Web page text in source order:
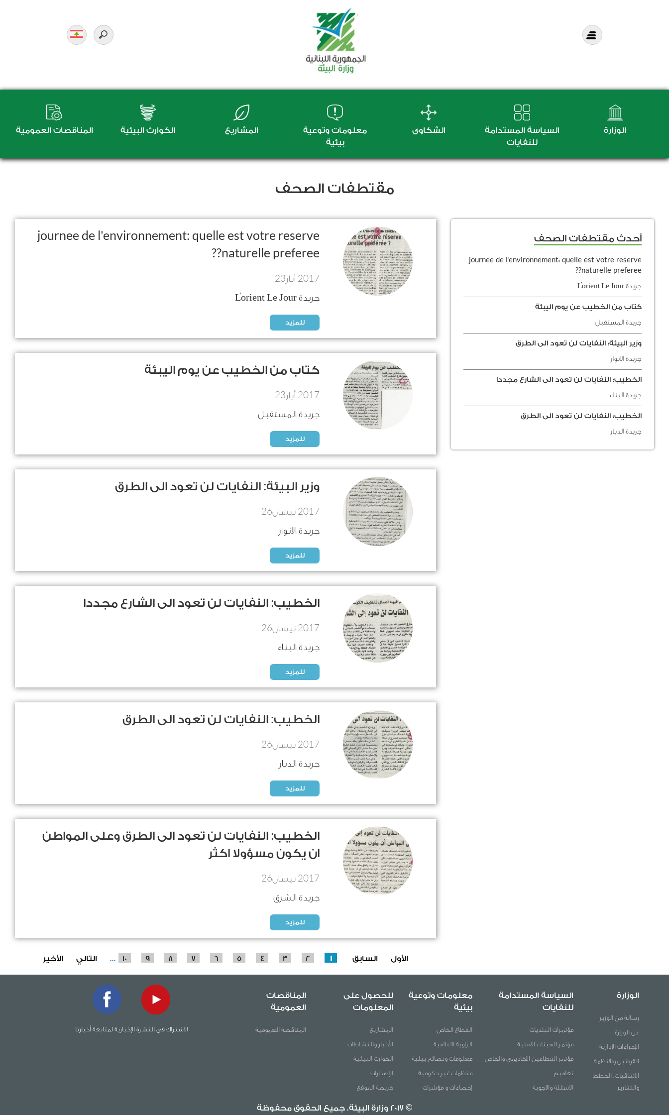
الوزارة
السياسة المستدامة
للنفايات
الشكاوى
معلومات وتوعية
بيئية
المشاريع الكوارث البيئية المناقصات العمومية
مقتطفات الصحف
journee de l'environnement: quelle est votre reserve
naturelle preferee??
2017 أيار23
جريدة L'orient Le Jour
للمزيد
كتاب من الخطيب عن يوم اليبئة
2017 أيار23
جريدة المستقبل
للمزيد
وزير البيئة: النفايات لن تعود الى الطرق
2017 نيسان26
جريدة الانوار
للمزيد
الخطيب: النفايات لن تعود الى الشارع مجددا
2017 نيسان26
جريدة البناء
للمزيد
الخطيب: النفايات لن تعود الى الطرق
2017 نيسان26
جريدة الديار
للمزيد
الخطيب: النفايات لن تعود الى الطرق وعلى المواطن
ان يكون مسؤولا اكثر
2017 نيسان26
جريدة الشرق
للمزيد
الأول السابق 1
2
3
4
5
6
7
8
9
10
... التالي الأخير
أحدث مقتطفات الصحف
journee de l'environnement: quelle est votre reserve
naturelle preferee??
جريدة L'orient Le Jour
كتاب من الخطيب عن يوم اليبئة
جريدة المستقبل
وزير البيئة: النفايات لن تعود الى الطرق
جريدة الانوار
الخطيب: النفايات لن تعود الى الشارع مجددا
جريدة البناء
الخطيب: النفايات لن تعود الى الطرق
جريدة الديار
الاشتراك في النشرة الإخبارية لمتابعة أخبارنا
الوزارة
رسالة من الوزير
عن الوزارة
الإجراءات الإدارية
القوانين والانظمة
الاتفاقيات، الخطط
والتقارير
السياسة المستدامة
للنفايات
مؤتمرات البلديات
مؤتمر الهيئات الاهلية
مؤتمر القطاعين الاكاديمي والخاص
تعاميم
الاسئلة والاجوبة
معلومات وتوعية
بيئية
القطاع الخاص
الزاوية الاعلامية
معلومات ونصائح بيئية
منظمات غير حكومية
إحصاءات و مؤشرات
للحصول على
المعلومات
المشاريع
الأخبار والنشاطات
الكوارث البيئية
الإصدارات
خريطة الموقع
المناقصات
العمومية
المناقصة العمومية
© 2017 وزارة البيئة. جميع الحقوق محفوظة